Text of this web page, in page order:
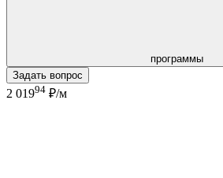
программы
Задать вопрос
2 01994 ₽/м